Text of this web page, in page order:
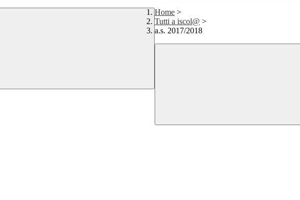
Home >
Tutti a iscol@ >
a.s. 2017/2018